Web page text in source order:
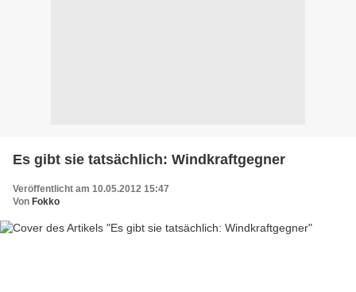
Es gibt sie tatsächlich: Windkraftgegner
Veröffentlicht am 10.05.2012 15:47
Von Fokko